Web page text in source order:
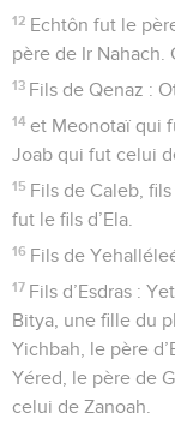
12 Echtôn fut le
père de Ir Nahach.
13 Fils de Qenaz :
14 et Meonotaï qui
Joab qui fut celui
15 Fils de Caleb,
fut le fils d’Ela.
16 Fils de
17 Fils d’Esdras :
Bitya, une fille du
Yichbah, le père
Yéred, le père de
celui de Zanoah.